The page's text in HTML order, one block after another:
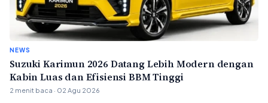
NEWS
Suzuki Karimun 2026 Datang Lebih Modern dengan
Kabin Luas dan Efisiensi BBM Tinggi
2 menit baca · 02 Agu 2026